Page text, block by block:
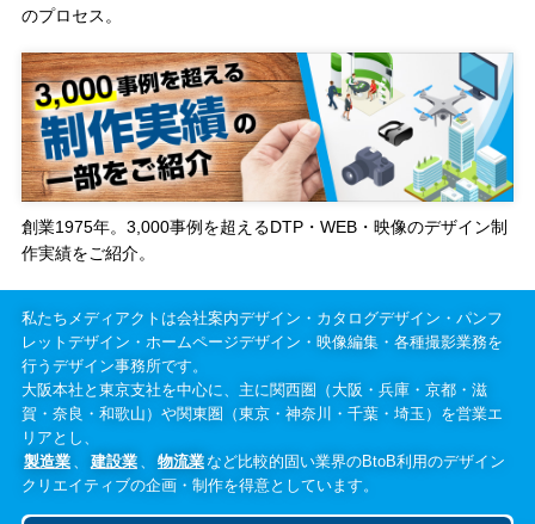
のプロセス。
創業1975年。3,000事例を超えるDTP・WEB・映像のデザイン制
作実績をご紹介。
私たちメディアクトは会社案内デザイン・カタログデザイン・パンフ
レットデザイン・ホームページデザイン・映像編集・各種撮影業務を
行うデザイン事務所です。
大阪本社と東京支社を中心に、主に関西圏（大阪・兵庫・京都・滋
賀・奈良・和歌山）や関東圏（東京・神奈川・千葉・埼玉）を営業エ
リアとし、
製造業 、 建設業 、 物流業など比較的固い業界のBtoB利用のデザイン
クリエイティブの企画・制作を得意としています。